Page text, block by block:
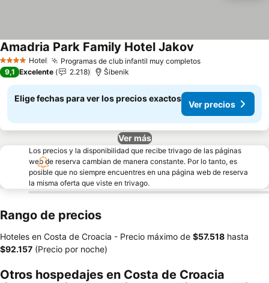
4 EstrellasHotel Programas de club infantil muy completosVer precios
Amadria Park Family Hotel Jakov
9,1 Excelente 2.218 Šibenik
Elige fechas para ver los precios exactos
Ver precios
Ver más
Los precios y la disponibilidad que recibe trivago de las páginas
web de reserva cambian de manera constante. Por lo tanto, es
posible que no siempre encuentres en una página web de reserva
la misma oferta que viste en trivago.
Rango de precios
Hoteles en Costa de Croacia - Precio máximo de ‎$57.518 hasta
‎$92.157 (Precio por noche)
Otros hospedajes en Costa de Croacia